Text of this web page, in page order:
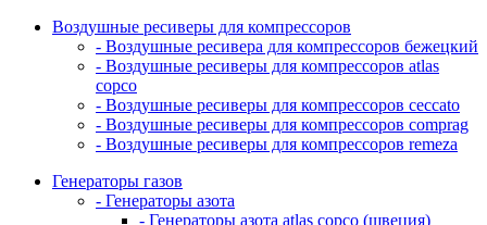
Воздушные ресиверы для компрессоров
- Воздушные ресивера для компрессоров бежецкий
- Воздушные ресиверы для компрессоров atlas
copco
- Воздушные ресиверы для компрессоров ceccato
- Воздушные ресиверы для компрессоров comprag
- Воздушные ресиверы для компрессоров remeza
Генераторы газов
- Генераторы азота
- Генераторы азота atlas copco (швеция)